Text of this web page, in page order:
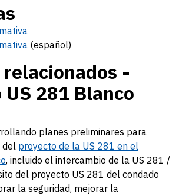
(español)
-
281 Blanco
planes preliminares para
del proyecto de la US 281 en el
, incluido el intercambio de la US 281 /
del proyecto US 281 del condado
la seguridad, mejorar la